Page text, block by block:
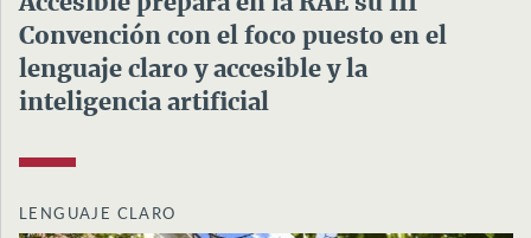
Convención con el foco puesto en el
lenguaje claro y accesible y la
inteligencia artificial
LENGUAJE CLARO